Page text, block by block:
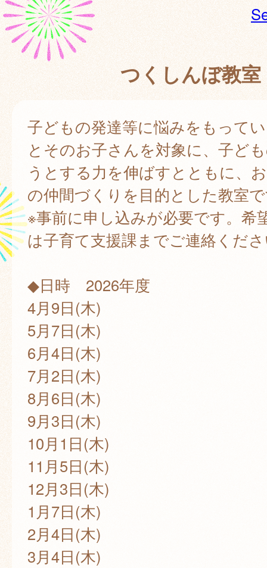
つくしんぼ教室
子どもの発達等に悩みをもって
とそのお子さんを対象に、子ど
うとする力を伸ばすとともに、
の仲間づくりを目的とした教室
※事前に申し込みが必要です。希
は子育て支援課までご連絡くだ
◆日時 2026年度
4月9日(木)
5月7日(木)
6月4日(木)
7月2日(木)
8月6日(木)
9月3日(木)
10月1日(木)
11月5日(木)
12月3日(木)
1月7日(木)
2月4日(木)
3月4日(木)